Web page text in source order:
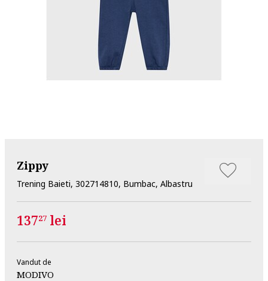
Zippy
Trening Baieti, 302714810, Bumbac, Albastru
13727 lei
Vandut de
MODIVO